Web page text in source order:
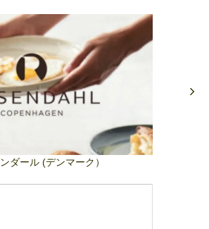
ダール (デンマーク）